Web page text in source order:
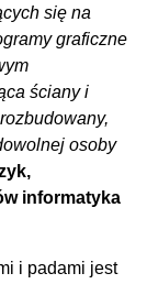
się na
graficzne
ściany i
osoby
informatyka
i padami jest